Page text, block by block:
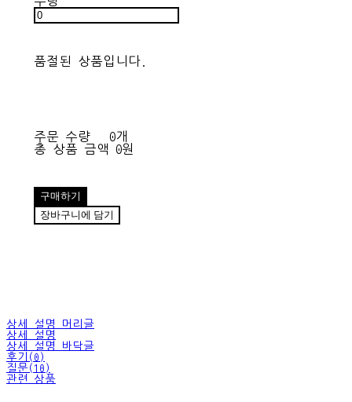
품절된 상품입니다.
주문 수량
0개
총 상품 금액
0원
구매하기
장바구니에 담기
상세 설명 머리글
상세 설명
상세 설명 바닥글
후기(0)
질문(10)
관련 상품